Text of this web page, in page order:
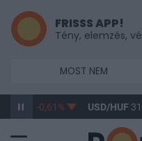
FRISSS APP!
Tény, elemzés,
MOST NEM
-0,61% USD/HUF